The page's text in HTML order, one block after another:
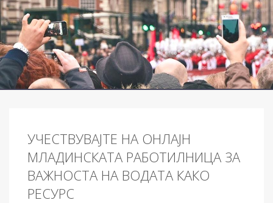
УЧЕСТВУВАЈТЕ НА ОНЛАЈН
МЛАДИНСКАТА РАБОТИЛНИЦА ЗА
ВАЖНОСТА НА ВОДАТА КАКО
РЕСУРС